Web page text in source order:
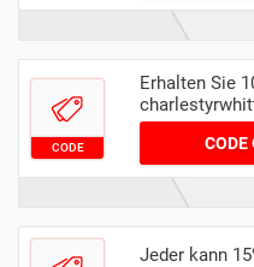
CODE
Erhalten Sie
CODE
Jeder kann